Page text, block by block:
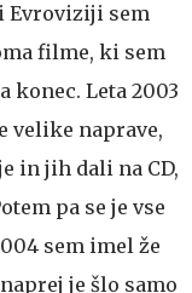
Evroviziji sem
filme, ki sem
konec. Leta 2003
velike naprave,
in jih dali na CD,
pa se je vse
sem imel že
je šlo samo